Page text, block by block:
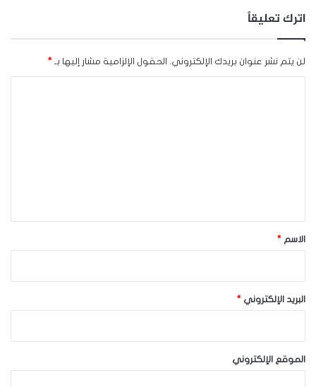
اترك تعليقاً
لن يتم نشر عنوان بريدك الإلكتروني. الحقول الإلزامية مشار إليها بـ *
*الاسم *
البريد الإلكتروني *
الموقع الإلكتروني